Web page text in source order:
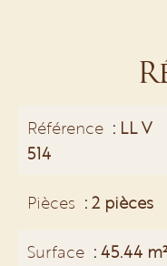
Référence
LL V
514
Pièces 2 pièces
Surface 45.44 m²